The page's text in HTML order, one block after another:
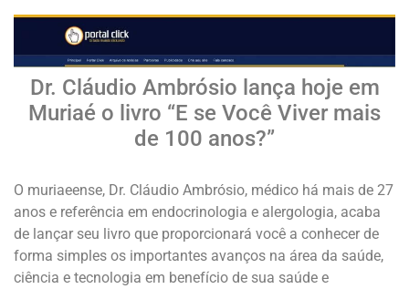
Dr. Cláudio Ambrósio lança hoje em
Muriaé o livro “E se Você Viver mais
de 100 anos?”
O muriaeense, Dr. Cláudio Ambrósio, médico há mais de 27
anos e referência em endocrinologia e alergologia, acaba
de lançar seu livro que proporcionará você a conhecer de
forma simples os importantes avanços na área da saúde,
ciência e tecnologia em benefício de sua saúde e